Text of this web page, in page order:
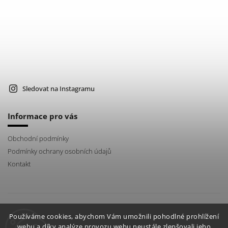
Používáme cookies, abychom Vám umožnili pohodlné prohlížení
Sledovat na Instagramu
Informace pro vás
Obchodní podmínky
Podmínky ochrany osobních údajů
Kontakt